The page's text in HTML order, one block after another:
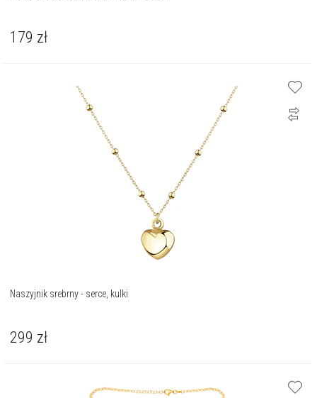
179 zł
Naszyjnik srebrny - serce, kulki
299 zł